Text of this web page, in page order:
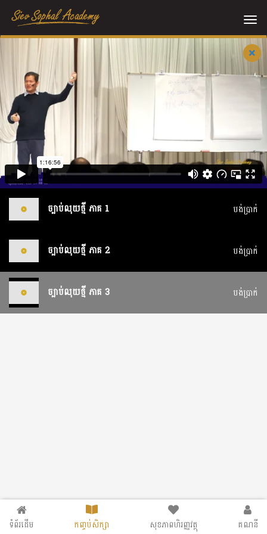
ច្បាប់លុយថ្មី ភាគ 1 បង់ប្រាក់
ច្បាប់លុយថ្មី ភាគ 2 បង់ប្រាក់
ច្បាប់លុយថ្មី ភាគ 3 បង់ប្រាក់
ទំព័រដើម កញ្ចប់សិក្សា សុខភាពហិរញ្ញវត្ថុ គណនី